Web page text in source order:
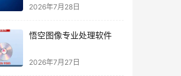
2026年7月28日
悟空图像专业处理软件
2026年7月27日